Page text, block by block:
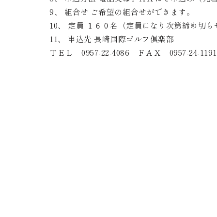
9、 組合せ ご希望の組合せができます。
10、 定員 １６０名（定員になり次第締め切ら
11、 申込先 長崎国際ゴルフ倶楽部
ＴＥＬ 0957-22-4086 ＦＡＸ 0957-24-1191